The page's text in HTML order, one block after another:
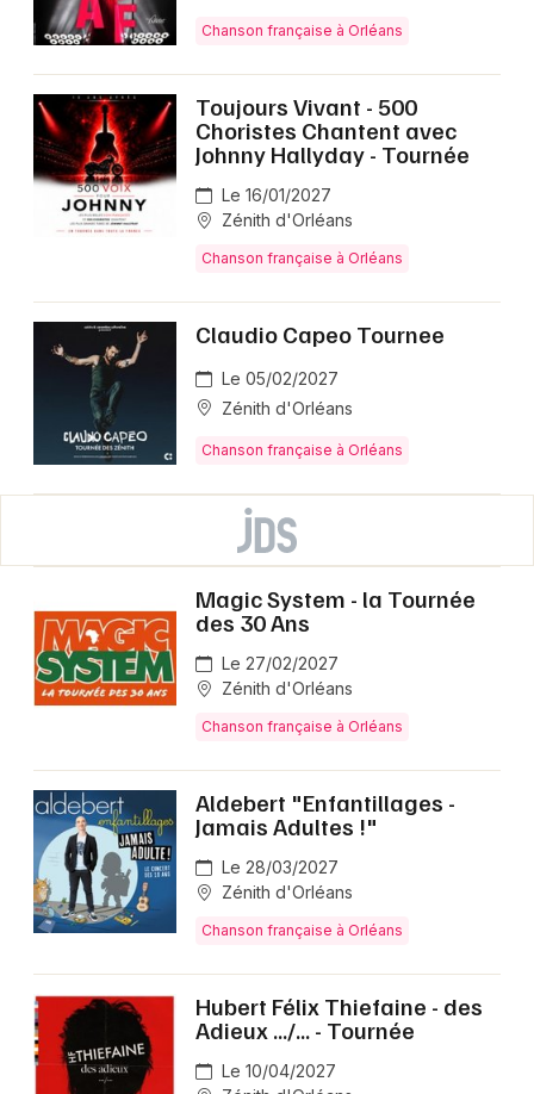
Chanson française à Orléans
Toujours Vivant - 500
Choristes Chantent avec
Johnny Hallyday - Tournée
Le 16/01/2027
Zénith d'Orléans
Chanson française à Orléans
Claudio Capeo Tournee
Le 05/02/2027
Zénith d'Orléans
Chanson française à Orléans
Magic System - la Tournée
des 30 Ans
Le 27/02/2027
Zénith d'Orléans
Chanson française à Orléans
Aldebert "Enfantillages -
Jamais Adultes !"
Le 28/03/2027
Zénith d'Orléans
Chanson française à Orléans
Hubert Félix Thiefaine - des
Adieux .../... - Tournée
Le 10/04/2027